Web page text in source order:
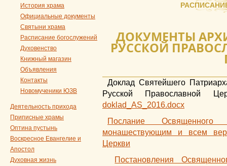
История храма
Официальные документы
Святыни храма
Расписание богослужений
Духовенство
Книжный магазин
Объявления
Контакты
Новомученики ЮЗВ
Деятельность прихода
Приписные храмы
Оптина пустынь
Воскресное Евангелие и
Апостол
Духовная жизнь
ДОКУМЕНТЫ
РУССКОЙ
Доклад Святейшего
Русской Православной
doklad_AS_2016.docx
Послание Освященного
монашествующим и всем
Церкви
Постановления